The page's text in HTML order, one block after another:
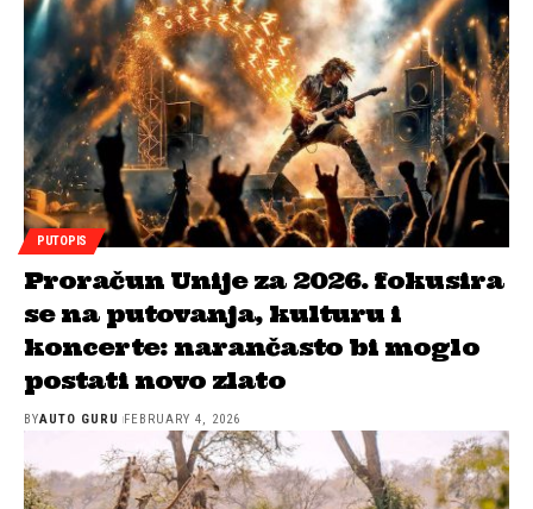
PUTOPIS
Proračun Unije za 2026. fokusira
se na putovanja, kulturu i
koncerte: narančasto bi moglo
postati novo zlato
BYAUTO GURU FEBRUARY 4, 2026